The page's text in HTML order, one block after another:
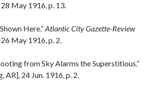
May 1916, p. 13.
Here.”Atlantic City Gazette-Review
May 1916, p. 2.
from Sky Alarms the Superstitious.”
AR], 24 Jun. 1916, p. 2.